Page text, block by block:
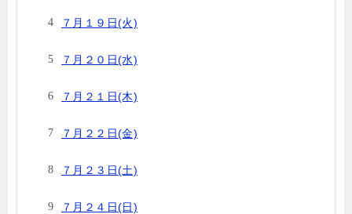
７月１９日(火)
７月２０日(水)
７月２１日(木)
７月２２日(金)
７月２３日(土)
７月２４日(日)